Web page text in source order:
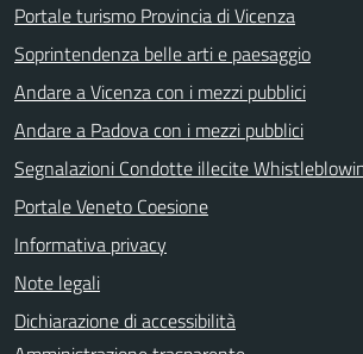
Portale turismo Provincia di Vicenza
Soprintendenza belle arti e paesaggio
Andare a Vicenza con i mezzi pubblici
Andare a Padova con i mezzi pubblici
Segnalazioni Condotte illecite
Portale Veneto Coesione
Informativa privacy
Note legali
Dichiarazione di accessibilità